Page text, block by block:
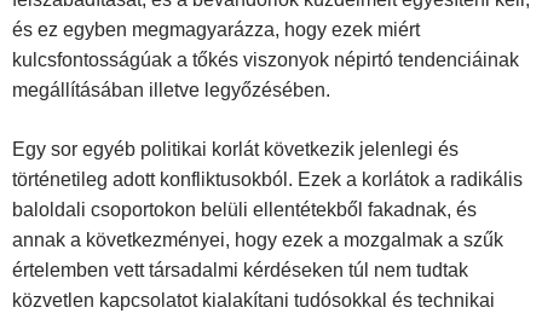
és ez egyben megmagyarázza, hogy ezek miért
kulcsfontosságúak a tőkés viszonyok népirtó tendenciáinak
megállításában illetve legyőzésében.
Egy sor egyéb politikai korlát következik jelenlegi és
történetileg adott konfliktusokból. Ezek a korlátok a radikális
baloldali csoportokon belüli ellentétekből fakadnak, és
annak a következményei, hogy ezek a mozgalmak a szűk
értelemben vett társadalmi kérdéseken túl nem tudtak
közvetlen kapcsolatot kialakítani tudósokkal és technikai